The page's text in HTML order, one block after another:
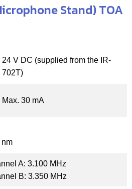
Stand) TOA
24 V DC (supplied from the IR-
702T)
Max. 30 mA
A: 3.100 MHz
B: 3.350 MHz